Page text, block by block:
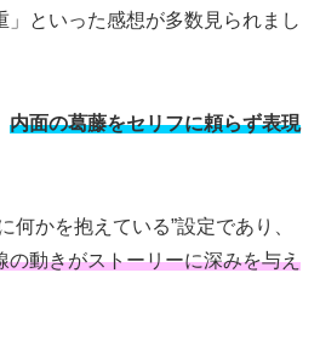
」といった感想が多数見られまし
内面の葛藤をセリフに頼らず表現
何かを抱えている”設定であり、
の動きがストーリーに深みを与え